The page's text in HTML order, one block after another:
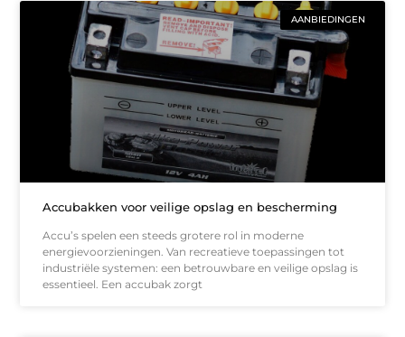
AANBIEDINGEN
Accubakken voor veilige opslag en bescherming
Accu’s spelen een steeds grotere rol in moderne
energievoorzieningen. Van recreatieve toepassingen tot
industriële systemen: een betrouwbare en veilige opslag is
essentieel. Een accubak zorgt